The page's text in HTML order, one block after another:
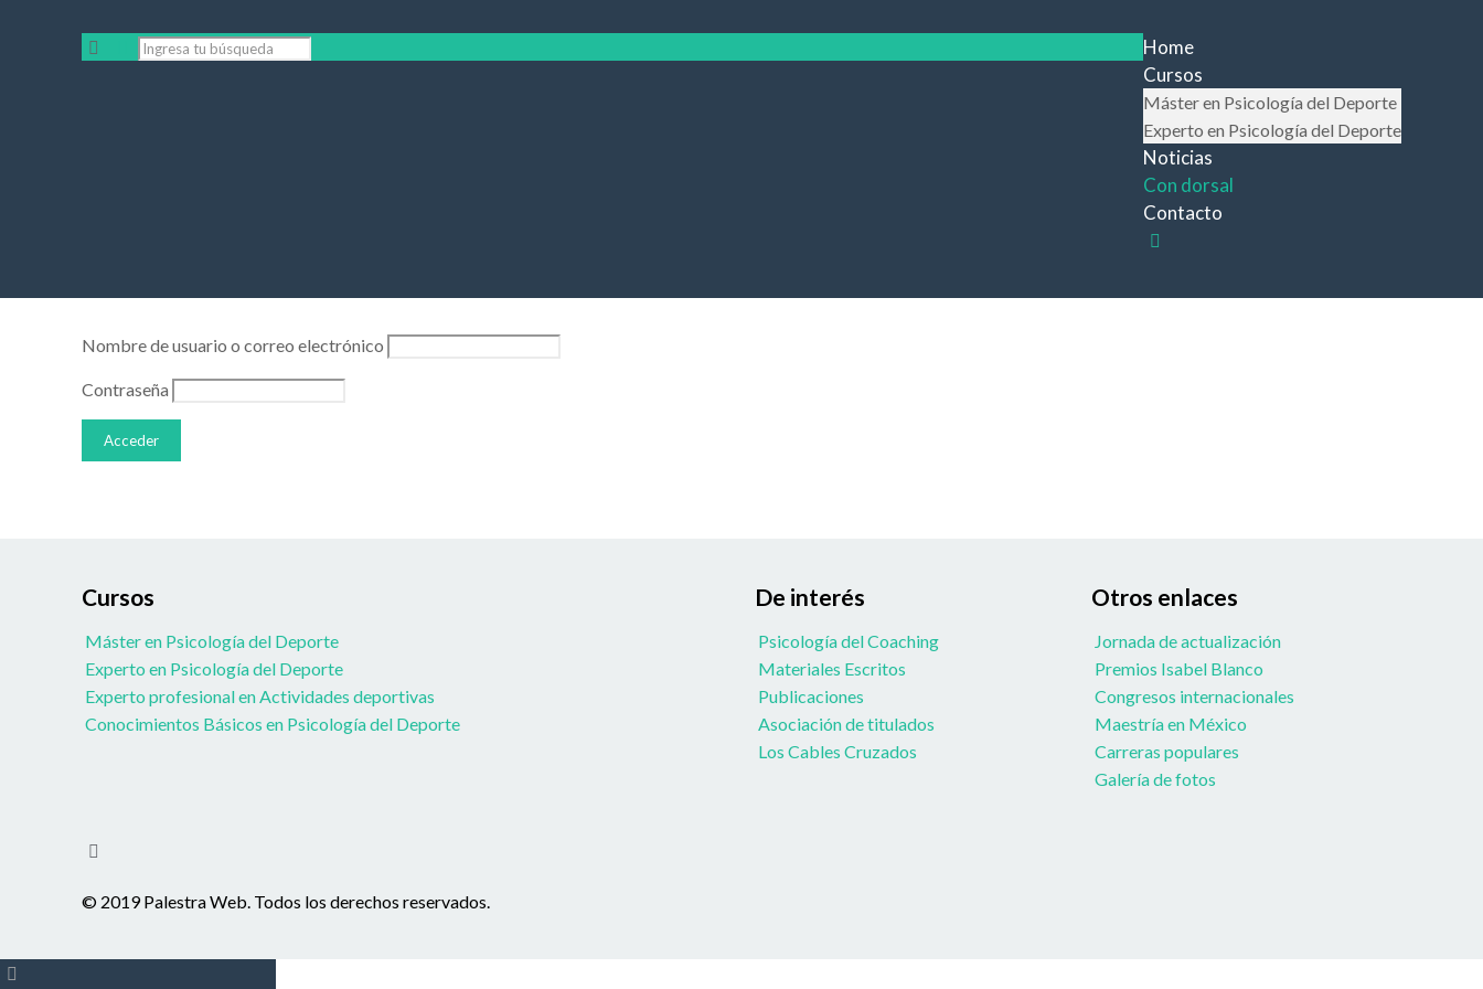
Home
Cursos
Máster en Psicología del Deporte
Experto en Psicología del Deporte
Noticias
Con dorsal
Contacto
Nombre de usuario o correo electrónico
Contraseña
Cursos
Máster en Psicología del Deporte
Experto en Psicología del Deporte
Experto profesional en Actividades deportivas
Conocimientos Básicos en Psicología del Deporte
De interés
Psicología del Coaching
Materiales Escritos
Publicaciones
Asociación de titulados
Los Cables Cruzados
Otros enlaces
Jornada de actualización
Premios Isabel Blanco
Congresos internacionales
Maestría en México
Carreras populares
Galería de fotos
© 2019 Palestra Web. Todos los derechos reservados.